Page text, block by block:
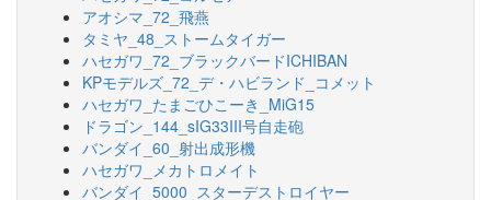
アオシマ_72_飛燕
タミヤ_48_ストームタイガー
ハセガワ_72_ブラックバードICHIBAN
KPモデルズ_72_デ・ハビランド_コメット
ハセガワ_たまごひこーき_MiG15
ドラゴン_144_sIG33III号自走砲
バンダイ_60_射出成形機
ハセガワ_メカトロメイト
バンダイ_5000_スターデストロイヤー